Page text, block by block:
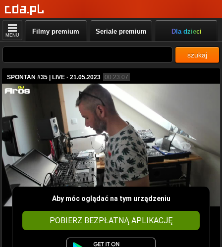
MENU Filmy premium Seriale premium Dla dzieci
szukaj
SPONTAN #35 | LIVE · 21.05.2023 00:23:07
Aby móc oglądać na tym urządzeniu
POBIERZ BEZPŁATNĄ APLIKACJĘ